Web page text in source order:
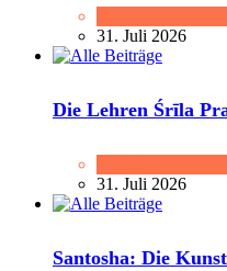
31. Juli 2026
Die Lehren Śrīla
31. Juli 2026
Santosha: Die